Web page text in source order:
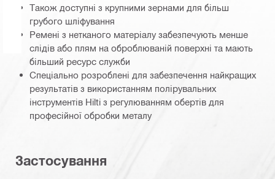
Також доступні з крупними зернами для більш
грубого шліфування
Ремені з нетканого матеріалу забезпечують менше
слідів або плям на оброблюваній поверхні та мають
більший ресурс служби
Спеціально розроблені для забезпечення найкращих
результатів з використанням полірувальних
інструментів Hilti з регулюванням обертів для
професійної обробки металу
Застосування